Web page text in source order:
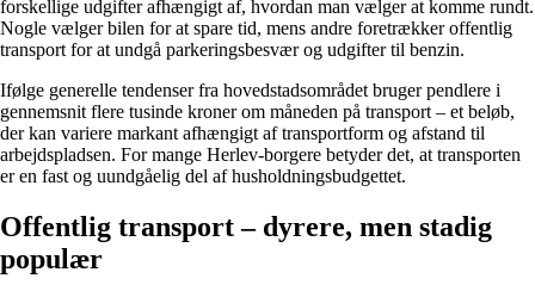
forskellige udgifter afhængigt af, hvordan man vælger at komme rundt.
Nogle vælger bilen for at spare tid, mens andre foretrækker offentlig
transport for at undgå parkeringsbesvær og udgifter til benzin.
Ifølge generelle tendenser fra hovedstadsområdet bruger pendlere i
gennemsnit flere tusinde kroner om måneden på transport – et beløb,
der kan variere markant afhængigt af transportform og afstand til
arbejdspladsen. For mange Herlev-borgere betyder det, at transporten
er en fast og uundgåelig del af husholdningsbudgettet.
Offentlig transport – dyrere, men stadig
populær